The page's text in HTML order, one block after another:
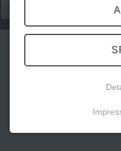
Frühstück